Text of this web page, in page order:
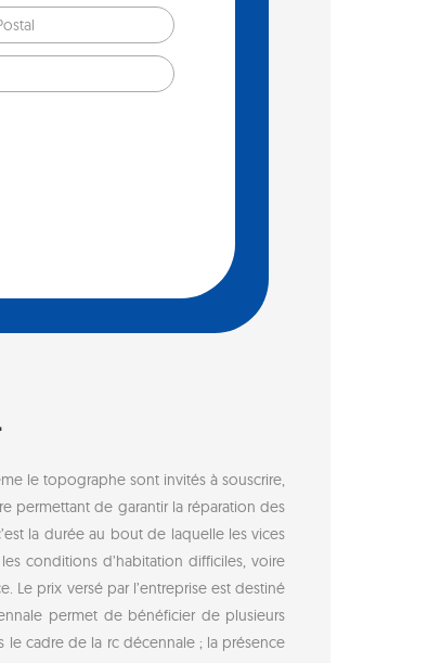
le topographe sont invités à souscrire,
permettant de garantir la réparation des
la durée au bout de laquelle les vices
conditions d’habitation difficiles, voire
Le prix versé par l’entreprise est destiné
permet de bénéficier de plusieurs
le cadre de la rc décennale ; la présence